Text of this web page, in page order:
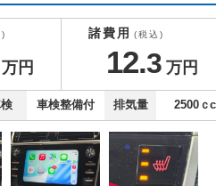
万円
諸費用 (税込)
12.3 万円
車検整備付 排気量 2500 ｃc